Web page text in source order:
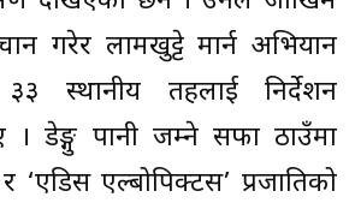
गरेर लामखुट्टे मार्न अभियान
स्थानीय तहलाई निर्देशन
। डेङ्गु पानी जम्ने सफा ठाउँमा
‘एडिस एल्बोपिक्टस’ प्रजातिको